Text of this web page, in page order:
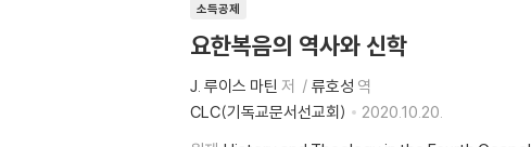
소득공제
요한복음의 역사와 신학
J. 루이스 마틴 저 류호성 역
CLC(기독교문서선교회)
2020.10.20.